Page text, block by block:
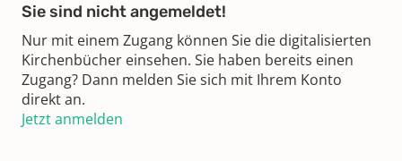
Sie sind nicht angemeldet!
Nur mit einem Zugang können Sie die digitalisierten
Kirchenbücher einsehen. Sie haben bereits einen
Zugang? Dann melden Sie sich mit Ihrem Konto
direkt an.
Jetzt anmelden